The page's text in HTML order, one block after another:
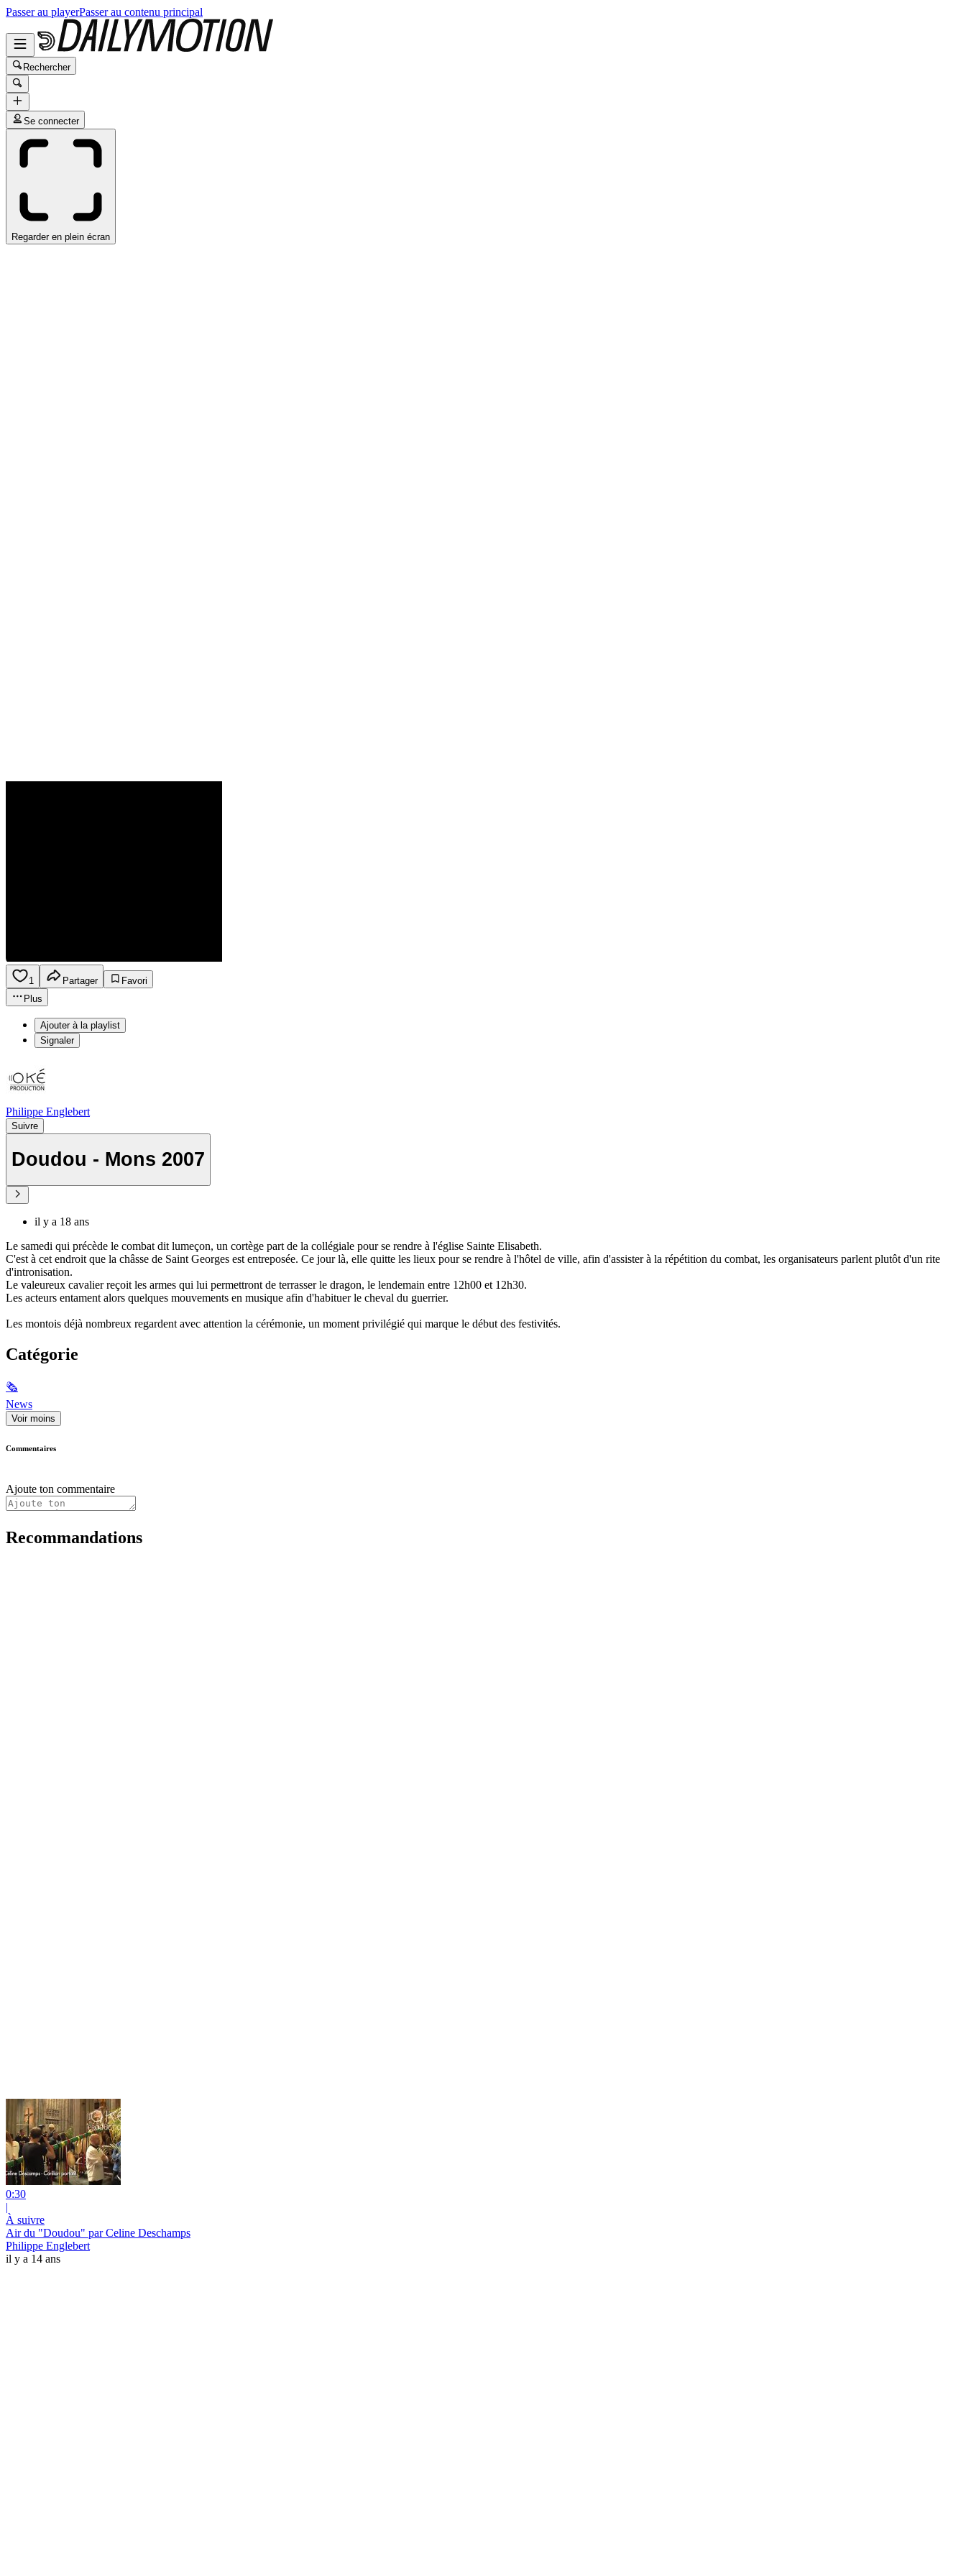
Passer au playerPasser au contenu principal
Rechercher
Se connecter
Regarder en plein écran
1 Partager
Favori
Plus
Ajouter à la playlist
Signaler
Philippe Englebert
Suivre
Doudou - Mons 2007
il y a 18 ans
Le samedi qui précède le combat dit lumeçon, un cortège part de la collégiale pour se rendre à l'église Sainte Elisabeth.
C'est à cet endroit que la châsse de Saint Georges est entreposée. Ce jour là, elle quitte les lieux pour se rendre à l'hôtel de ville, afin d'assister à la répétition du combat, les organisateurs parlent plutôt d'un rite
d'intronisation.
Le valeureux cavalier reçoit les armes qui lui permettront de terrasser le dragon, le lendemain entre 12h00 et 12h30.
Les acteurs entament alors quelques mouvements en musique afin d'habituer le cheval du guerrier.
Les montois déjà nombreux regardent avec attention la cérémonie, un moment privilégié qui marque le début des festivités.
Catégorie
🗞
News
Voir moins
Commentaires
Ajoute ton commentaire
Recommandations
0:30
|
À suivre
Air du "Doudou" par Celine Deschamps
Philippe Englebert
il y a 14 ans